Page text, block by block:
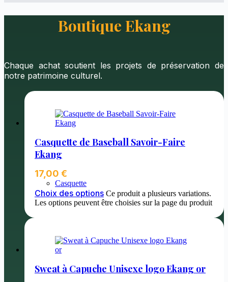
Boutique Ekang
Chaque achat soutient les projets de préservation de
notre patrimoine culturel.
Casquette de Baseball Savoir-Faire
Ekang
17,00 €
Casquette
Choix des options Ce produit a plusieurs variations.
Les options peuvent être choisies sur la page du produit
Sweat à Capuche Unisexe logo Ekang or